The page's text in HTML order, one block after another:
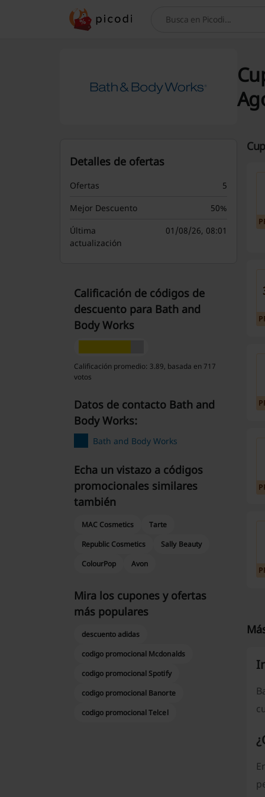
Busca
Detalles de ofertas
Ofertas
5
Mejor Descuento
50%
Última
actualización
01/08/26, 08:01
Calificación de códigos de
descuento para Bath and
Body Works
Calificación promedio: 3.89, basada en 717
votos
Datos de contacto Bath and
Body Works:
Bath and Body Works
Echa un vistazo a códigos
promocionales similares
también
MAC Cosmetics
Tarte
Republic Cosmetics
Sally Beauty
ColourPop
Avon
Mira los cupones y ofertas
más populares
descuento adidas
codigo promocional Mcdonalds
codigo promocional Spotify
codigo promocional Banorte
codigo promocional Telcel